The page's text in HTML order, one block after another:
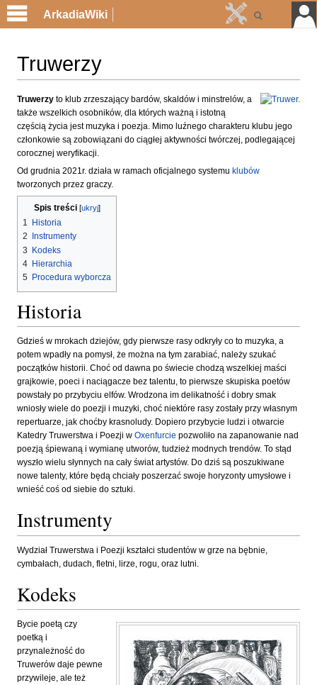
Truwerzy
Przejdź
do
nawigacji
Przejdź
do
wyszukiwania
Truwerzy to klub zrzeszający bardów, skaldów i minstrelów, a
także wszelkich osobników, dla których ważną i istotną
częścią życia jest muzyka i poezja. Mimo luźnego charakteru klubu jego
członkowie są zobowiązani do ciągłej aktywności twórczej, podlegającej
corocznej weryfikacji.
Od grudnia 2021r. działa w ramach oficjalnego systemu klubów
tworzonych przez graczy.
Spis treści
1
Historia
2
Instrumenty
3
Kodeks
4 Hierarchia
5 Procedura wyborcza
Historia
Gdzieś w mrokach dziejów, gdy pierwsze rasy odkryły co to muzyka, a
potem wpadły na pomysł, że można na tym zarabiać, należy szukać
początków historii. Choć od dawna po świecie chodzą wszelkiej maści
grajkowie, poeci i naciągacze bez talentu, to pierwsze skupiska poetów
powstały po przybyciu elfów. Wrodzona im delikatność i dobry smak
wniosły wiele do poezji i muzyki, choć niektóre rasy zostały przy własnym
repertuarze, jak choćby krasnoludy. Dopiero przybycie ludzi i otwarcie
Katedry Truwerstwa i Poezji w Oxenfurcie pozwoliło na zapanowanie nad
poezją śpiewaną i wymianę utworów, tudzież modnych trendów. To stąd
wyszło wielu słynnych na cały świat artystów. Do dziś są poszukiwane
nowe talenty, które będą chciały poszerzać swoje horyzonty umysłowe i
wnieść coś od siebie do sztuki.
Instrumenty
Wydział Truwerstwa i Poezji kształci studentów w grze na bębnie,
cymbałach, dudach, fletni, lirze, rogu, oraz lutni.
Kodeks
Bycie poetą czy
poetką i
przynależność do
Truwerów daje pewne
przywileje, ale też
ArkadiaWiki